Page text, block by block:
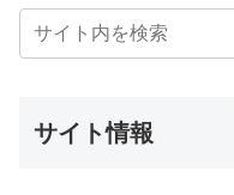
サイト情報